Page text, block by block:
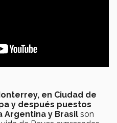
en Ciudad de
y después puestos
Argentina y Brasil son